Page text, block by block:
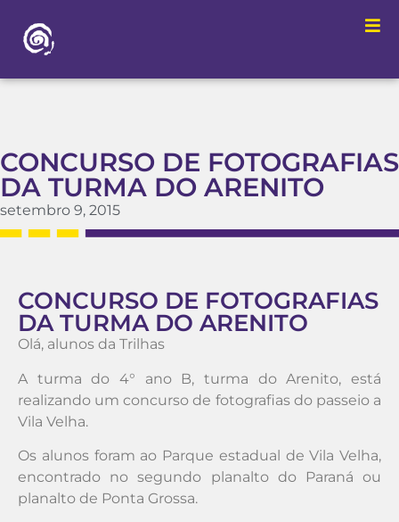
CONCURSO DE FOTOGRAFIAS
DA TURMA DO ARENITO
setembro 9, 2015
CONCURSO DE FOTOGRAFIAS
DA TURMA DO ARENITO
Olá, alunos da Trilhas
A turma do 4° ano B, turma do Arenito, está
realizando um concurso de fotografias do passeio a
Vila Velha.
Os alunos foram ao Parque estadual de Vila Velha,
encontrado no segundo planalto do Paraná ou
planalto de Ponta Grossa.